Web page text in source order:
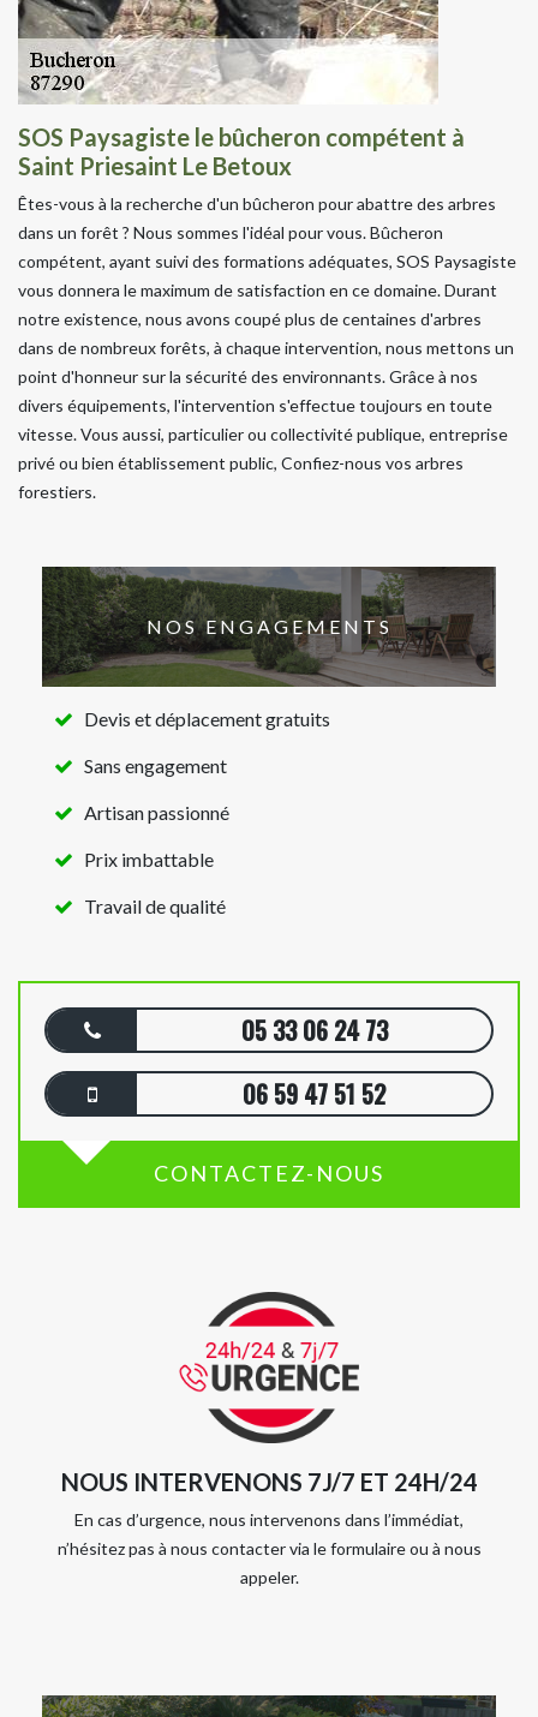
SOS Paysagiste le bûcheron compétent à
Saint Priesaint Le Betoux
Êtes-vous à la recherche d'un bûcheron pour abattre des arbres
dans un forêt ? Nous sommes l'idéal pour vous. Bûcheron
compétent, ayant suivi des formations adéquates, SOS Paysagiste
vous donnera le maximum de satisfaction en ce domaine. Durant
notre existence, nous avons coupé plus de centaines d'arbres
dans de nombreux forêts, à chaque intervention, nous mettons un
point d'honneur sur la sécurité des environnants. Grâce à nos
divers équipements, l'intervention s'effectue toujours en toute
vitesse. Vous aussi, particulier ou collectivité publique, entreprise
privé ou bien établissement public, Confiez-nous vos arbres
forestiers.
NOS ENGAGEMENTS
Devis et déplacement gratuits
Sans engagement
Artisan passionné
Prix imbattable
Travail de qualité
05 33 06 24 73
06 59 47 51 52
CONTACTEZ-NOUS
NOUS INTERVENONS 7J/7 ET 24H/24
En cas d’urgence, nous intervenons dans l’immédiat,
n’hésitez pas à nous contacter via le formulaire ou à nous
appeler.